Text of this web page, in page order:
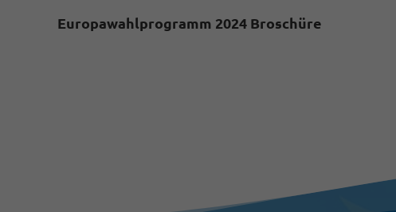
Europawahlprogramm 2024 Broschüre